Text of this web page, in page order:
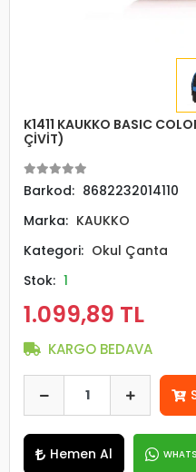
K1411 KAUKKO BASIC
ÇİVİT)
Barkod: 8682232014110
Marka: KAUKKO
Kategori: Okul Çanta
Stok: 1
1.099,89 TL
KARGO BEDAVA
Hemen Al